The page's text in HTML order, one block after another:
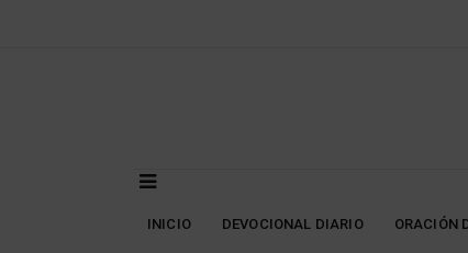
INICIO DEVOCIONAL DIARIO ORACIÓN